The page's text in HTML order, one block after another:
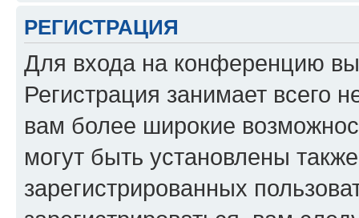
РЕГИСТРАЦИЯ
Для входа на конференцию
Регистрация занимает всего
вам более широкие
могут быть установлены
зарегистрированных